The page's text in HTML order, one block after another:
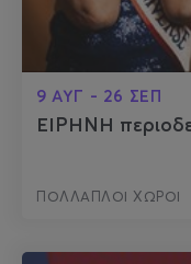
9 ΑΥΓ - 26 ΣΕΠ
ΕΙΡΗΝΗ
ΠΟΛΛΑΠΛΟΙ ΧΩΡΟΙ